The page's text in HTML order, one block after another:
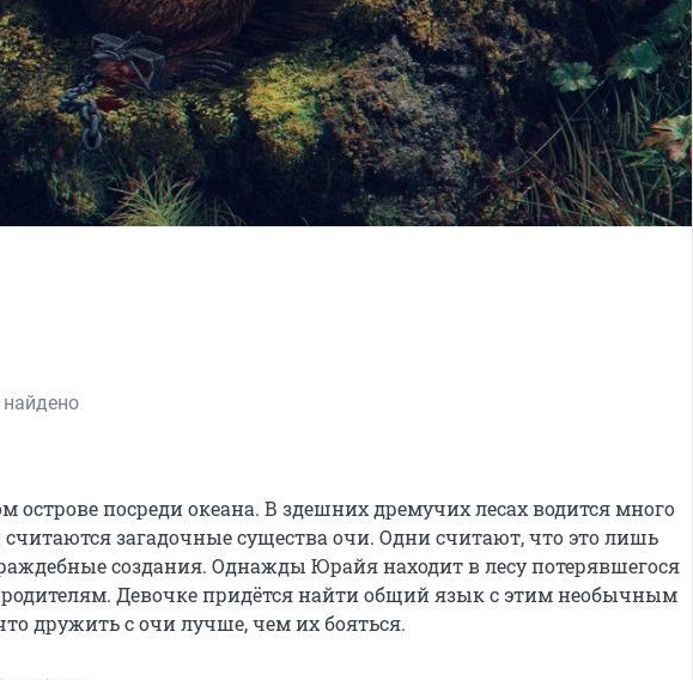
острове посреди океана. В здешних дремучих лесах водится много
загадочные существа очи. Одни считают, что это лишь
создания. Однажды Юрайя находит в лесу потерявшегося
Девочке придётся найти общий язык с этим необычным
дружить с очи лучше, чем их бояться.